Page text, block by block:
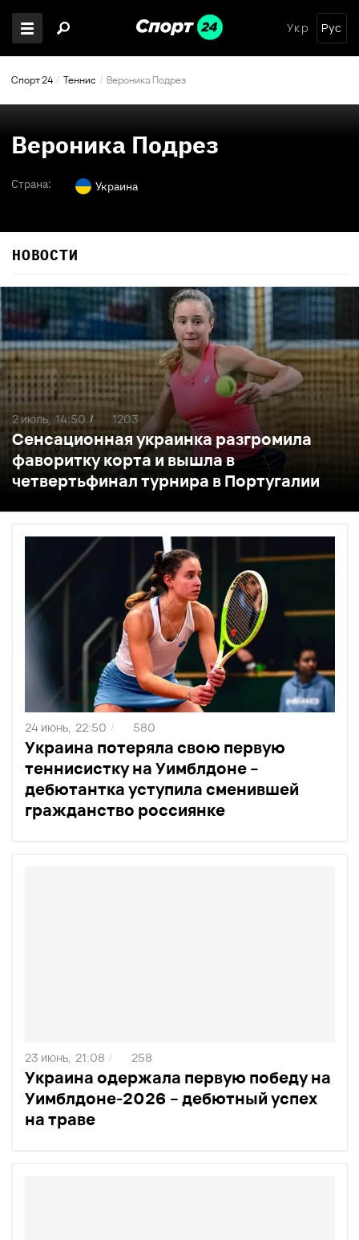
Укр Рус
Спорт 24 Теннис Вероника Подрез
Вероника Подрез
Страна: Украина
НОВОСТИ
Сенсационная украинка разгромила
фаворитку корта и вышла в
четвертьфинал турнира в Португалии
2 июль, 14:50 / 1203
Украина потеряла свою первую
теннисистку на Уимблдоне –
дебютантка уступила сменившей
гражданство россиянке
24 июнь, 22:50 / 580
Украина одержала первую победу на
Уимблдоне-2026 – дебютный успех
на траве
23 июнь, 21:08 / 258